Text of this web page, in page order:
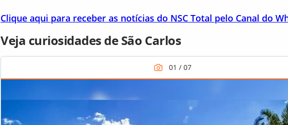
Clique aqui para receber as notícias do NSC Total pelo Canal do
Veja curiosidades de São Carlos